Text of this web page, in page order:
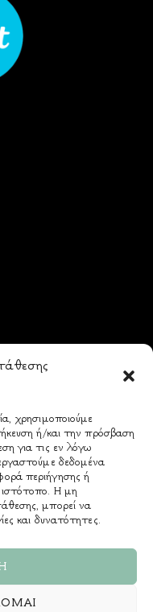
χρησιμοποιούμε
ή/και την πρόσβαση
για τις εν λόγω
δεδομένα
περιήγησης ή
ιστότοπο. Η μη
μπορεί να
και δυνατότητες.